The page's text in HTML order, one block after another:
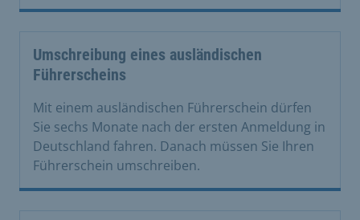
Umschreibung eines ausländischen
Führerscheins
Mit einem ausländischen Führerschein dürfen
Sie sechs Monate nach der ersten Anmeldung in
Deutschland fahren. Danach müssen Sie Ihren
Führerschein umschreiben.